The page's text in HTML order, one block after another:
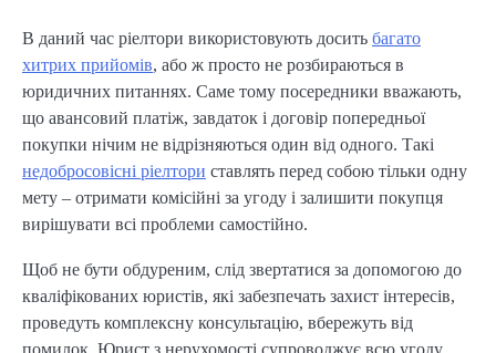
В даний час ріелтори використовують досить багато
хитрих прийомів, або ж просто не розбираються в
юридичних питаннях. Саме тому посередники вважають,
що авансовий платіж, завдаток і договір попередньої
покупки нічим не відрізняються один від одного. Такі
недобросовісні ріелтори ставлять перед собою тільки одну
мету – отримати комісійні за угоду і залишити покупця
вирішувати всі проблеми самостійно.
Щоб не бути обдуреним, слід звертатися за допомогою до
кваліфікованих юристів, які забезпечать захист інтересів,
проведуть комплексну консультацію, вбережуть від
помилок. Юрист з нерухомості супроводжує всю угоду